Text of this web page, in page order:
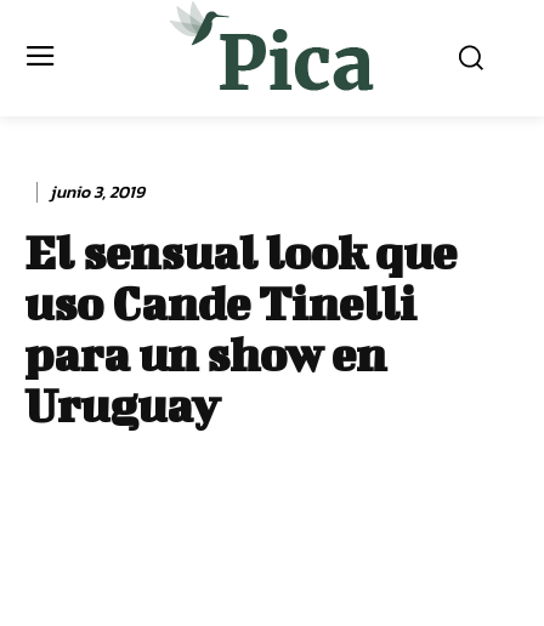
junio 3, 2019
El sensual look que
uso Cande Tinelli
para un show en
Uruguay